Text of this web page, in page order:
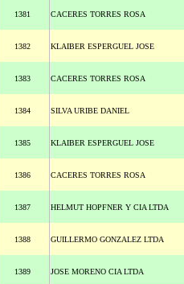
1381 CACERES TORRES ROSA
1382 KLAIBER ESPERGUEL JOSE
1383 CACERES TORRES ROSA
1384 SILVA URIBE DANIEL
1385 KLAIBER ESPERGUEL JOSE
1386 CACERES TORRES ROSA
1387 HELMUT HOPFNER Y CIA LTDA
1388 GUILLERMO GONZALEZ LTDA
1389 JOSE MORENO CIA LTDA